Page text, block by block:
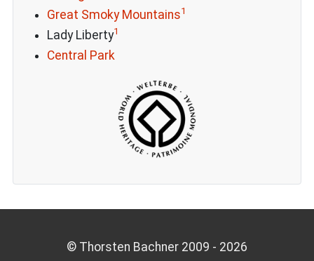
Great Smoky Mountains1
Lady Liberty1
Central Park
© Thorsten Bachner 2009 - 2026